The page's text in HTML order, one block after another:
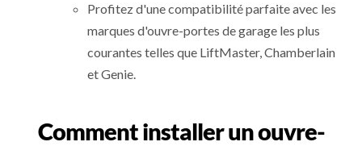
Profitez d'une compatibilité parfaite avec les
marques d'ouvre-portes de garage les plus
courantes telles que LiftMaster, Chamberlain
et Genie.
Comment installer un ouvre-